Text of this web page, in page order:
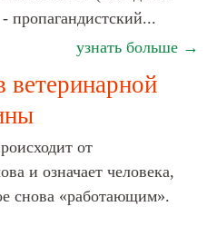
пропагандистский...
узнать больше →
ветеринарной
от
и означает человека,
снова «работающим».